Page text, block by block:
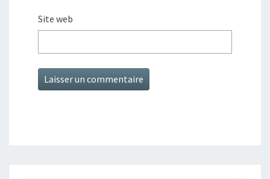
Site web